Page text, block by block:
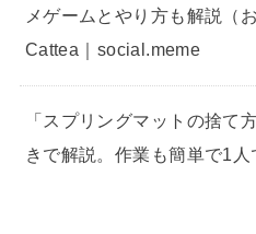
メゲームとやり方も解説（
Cattea｜social.meme
「スプリングマットの捨て
きで解説。作業も簡単で1人